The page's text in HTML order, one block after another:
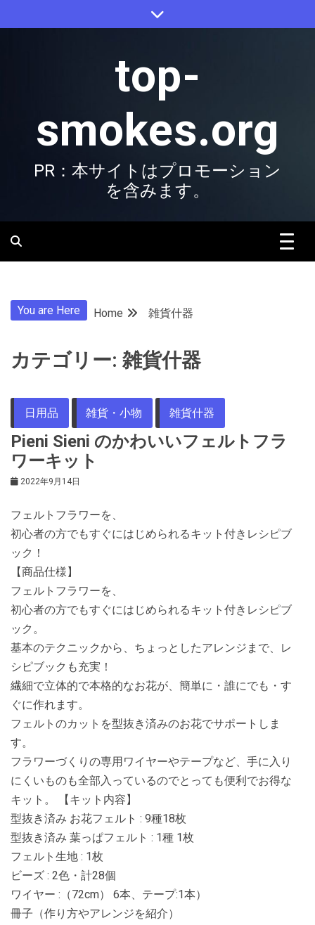
to
top-
smokes.org
PR：本サイトはプロモーション
を含みます。
You are Here Home 雑貨什器
カテゴリー: 雑貨什器
日用品 雑貨・小物 雑貨什器
Pieni Sieni のかわいいフェルトフラ
ワーキット
2022年9月14日
フェルトフラワーを、
初心者の方でもすぐにはじめられるキット付きレシピブ
ック！
【商品仕様】
フェルトフラワーを、
初心者の方でもすぐにはじめられるキット付きレシピブ
ック。
基本のテクニックから、ちょっとしたアレンジまで、レ
シピブックも充実！
繊細で立体的で本格的なお花が、簡単に・誰にでも・す
ぐに作れます。
フェルトのカットを型抜き済みのお花でサポートしま
す。
フラワーづくりの専用ワイヤーやテープなど、手に入り
にくいものも全部入っているのでとっても便利でお得な
キット。 【キット内容】
型抜き済み お花フェルト : 9種18枚
型抜き済み 葉っぱフェルト : 1種 1枚
フェルト生地 : 1枚
ビーズ : 2色・計28個
ワイヤー :（72cm） 6本、テープ:1本）
冊子（作り方やアレンジを紹介）